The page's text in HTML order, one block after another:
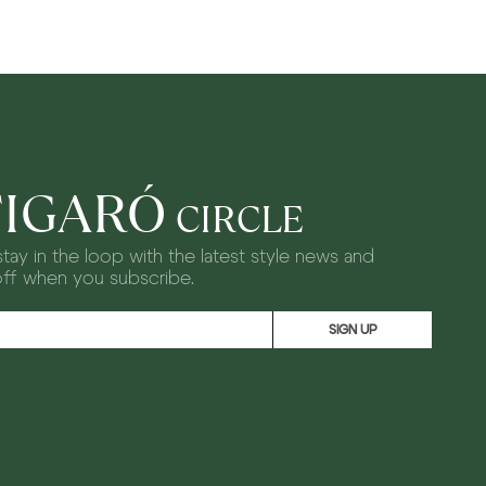
CIRCLE
in the loop with the latest style news and
when you subscribe.
SIGN UP